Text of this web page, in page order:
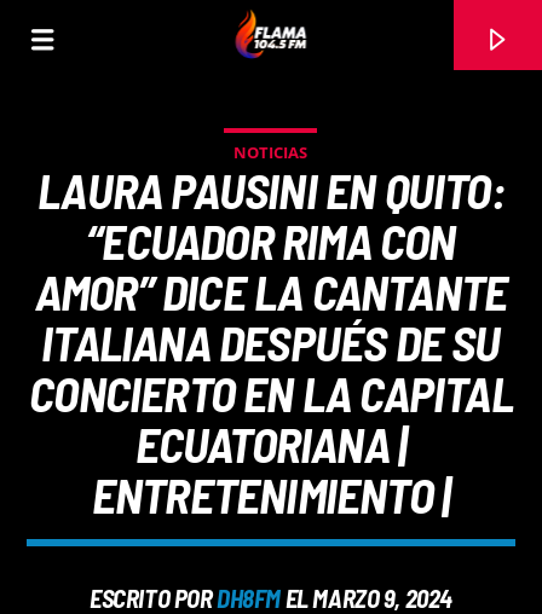
CANCIÓN ACTUAL
TÍTULO
NOTICIAS
LAURA PAUSINI EN QUITO:
“ECUADOR RIMA CON
AMOR” DICE LA CANTANTE
ITALIANA DESPUÉS DE SU
CONCIERTO EN LA CAPITAL
ECUATORIANA |
ENTRETENIMIENTO |
ESCRITO PORDH8FMEL MARZO 9, 2024